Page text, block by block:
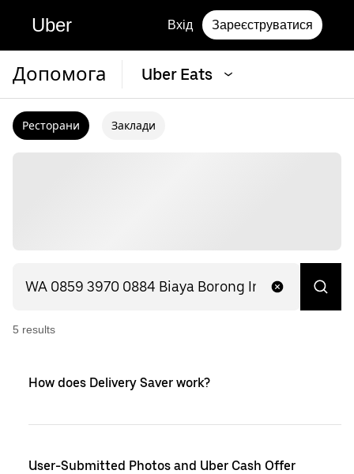
Uber Вхід Зареєструватися
Допомога Uber Eats
Ресторани Заклади
5 results
How does Delivery Saver work?
User-Submitted Photos and Uber Cash Offer